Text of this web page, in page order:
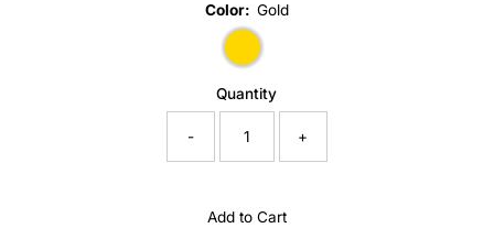
Color: Gold
Quantity
- +
Add to Cart